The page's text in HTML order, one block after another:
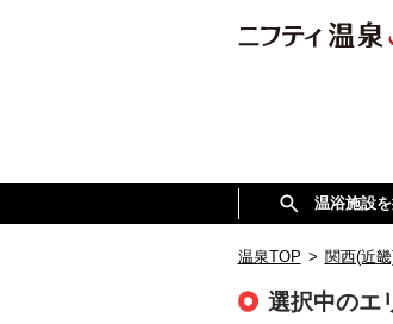
温浴施設
温泉TOP > 関西(近
選択中のエ